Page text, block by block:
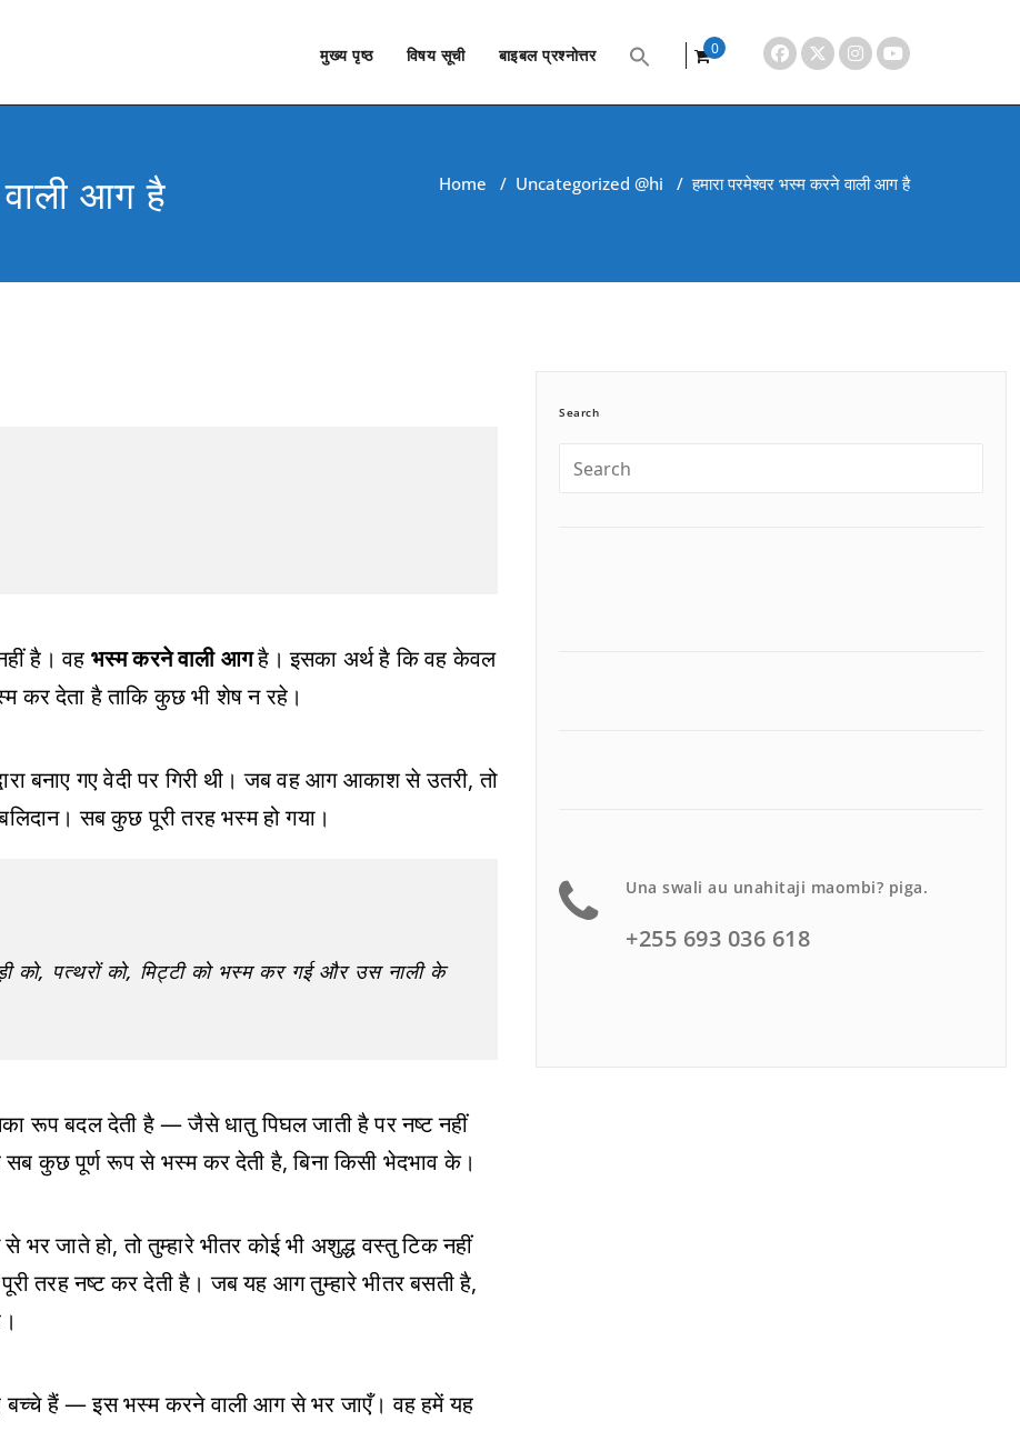
मुख्य पृष्ठ विषय सूची बाइबल प्रश्नोत्तर
0
आग है Home / Uncategorized @hi /हमारा परमेश्वर भस्म करने वाली आग है
है। वह भस्म करने वाली आगहै। इसका अर्थ है कि वह केवल
कर देता है ताकि कुछ भी शेष न रहे।
बनाए गए वेदी पर गिरी थी। जब वह आग आकाश से उतरी, तो
सब कुछ पूरी तरह भस्म हो गया।
को, पत्थरों को, मिट्टी को भस्म कर गई और उस नाली के
रूप बदल देती है — जैसे धातु पिघल जाती है पर नष्ट नहीं
कुछ पूर्ण रूप से भस्म कर देती है, बिना किसी भेदभाव के।
जाते हो, तो तुम्हारे भीतर कोई भी अशुद्ध वस्तु टिक नहीं
तरह नष्ट कर देती है। जब यह आग तुम्हारे भीतर बसती है,
बच्चे हैं — इस भस्म करने वाली आग से भर जाएँ। वह हमें यह
Search
Una swali au unahitaji maombi? piga.
+255 693 036 618